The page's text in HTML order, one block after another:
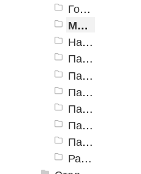
Горелки и паяльники газовые
Материалы и принадлежности для паяльных работ
Наборы для паяльных работ
Паяльники и приборы для выжигания электрические
Паяльники на батарейках и аккумуляторах
Паяльники электрические
Паяльные лампы бензиновые
Паяльные станции
Паяльные фены
Расходники для паяльных работ